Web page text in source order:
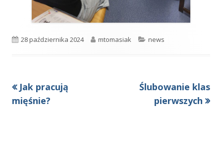
Opublikowano
28 października 2024 Autor
mtomasiak Kategorie
news
Nawigacja
wpisu
Poprzedni
artykół
Jak pracują
mięśnie?
Następny
artykół:
Ślubowanie klas
pierwszych